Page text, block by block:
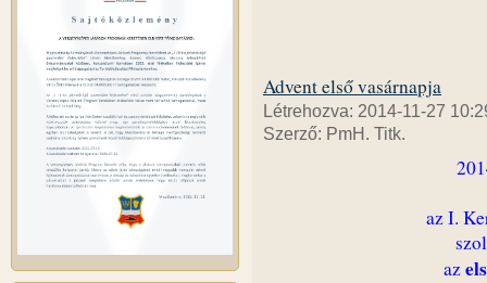
Advent első vasárnapja
Létrehozva: 2014-11-27
Szerző: PmH. Titk.
az I.
az